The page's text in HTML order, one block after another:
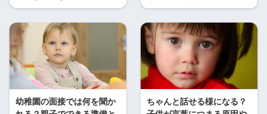
幼稚園の面接では何を聞か
ちゃんと話せる様になる？